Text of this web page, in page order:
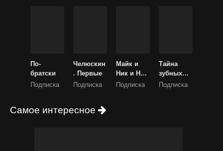
По-
братски
Подписка
Челюскин
. Первые
Подписка
Майк и
Ник и Ник
и Элис
Подписка
Тайна
зубных
фей
Подписка
Самое интересное